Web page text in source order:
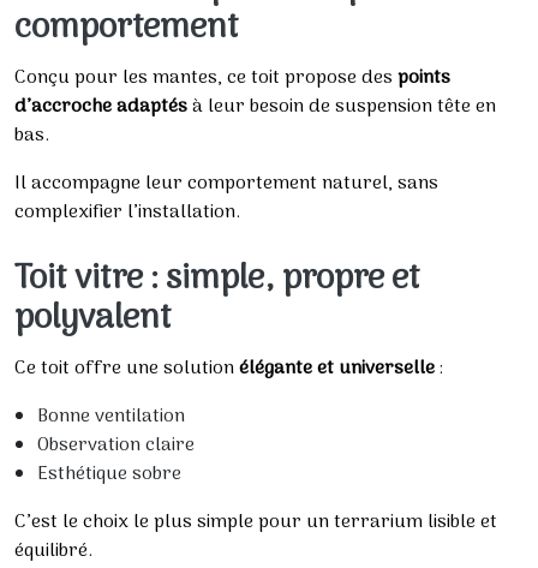
comportement
Conçu pour les mantes, ce toit propose despoints
d’accroche adaptésà leur besoin de suspension tête en
bas.
Il accompagne leur comportement naturel, sans
complexifier l’installation.
Toit vitre : simple, propre et
polyvalent
Ce toit offre une solutionélégante et universelle:
Bonne ventilation
Observation claire
Esthétique sobre
C’est le choix le plus simple pour un terrarium lisible et
équilibré.